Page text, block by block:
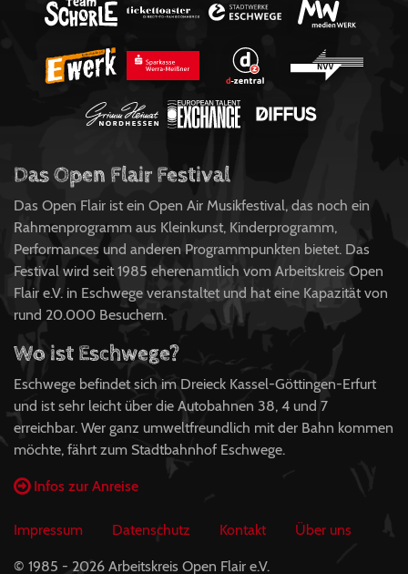
Das Open Flair Festival
Das Open Flair ist ein Open Air Musikfestival, das noch ein
Rahmenprogramm aus Kleinkunst, Kinderprogramm,
Performances und anderen Programmpunkten bietet. Das
Festival wird seit 1985 eherenamtlich vom Arbeitskreis Open
Flair e.V. in Eschwege veranstaltet und hat eine Kapazität von
rund 20.000 Besuchern.
Wo ist Eschwege?
Eschwege befindet sich im Dreieck Kassel-Göttingen-Erfurt
und ist sehr leicht über die Autobahnen 38, 4 und 7
erreichbar. Wer ganz umweltfreundlich mit der Bahn kommen
möchte, fährt zum Stadtbahnhof Eschwege.
Infos zur Anreise
Impressum Datenschutz Kontakt Über uns
© 1985 - 2026 Arbeitskreis Open Flair e.V.